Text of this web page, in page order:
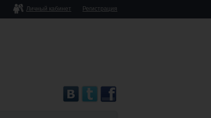
Личный кабинет Регистрация